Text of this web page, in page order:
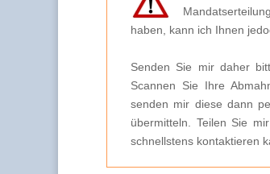
haben, kann ich Ihnen
Senden Sie mir daher
Scannen Sie Ihre
senden mir diese dann
übermitteln. Teilen Sie
schnellstens kontaktieren